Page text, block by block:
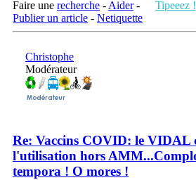
Faire une recherche - Aider- Tipeeez !
Publier un article - Netiquette
Christophe
Modérateur
Re: Vaccins COVID: le VIDAL
l'utilisation hors
tempora ! O mores !